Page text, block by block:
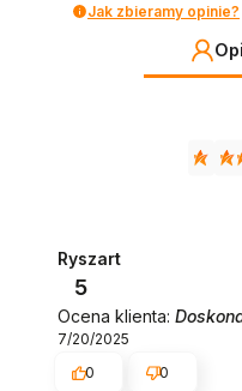
Jak zbieramy opinie?
Ryszart
5
Ocena klienta:
7/20/2025
0
0